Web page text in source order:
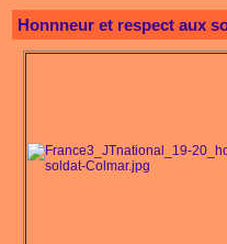
Honnneur et respect aux